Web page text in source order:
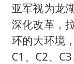
亚军视为龙
深化改革，
环的大环境
C1、C2、